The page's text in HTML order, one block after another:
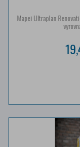
Mapei Ultraplan